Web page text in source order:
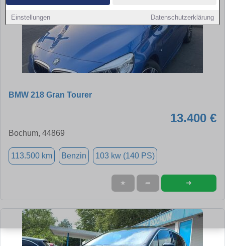
Einstellungen Datenschutzerklärung
BMW 218 Gran Tourer
13.400 €
Bochum, 44869
113.500 km Benzin 103 kw (140 PS)
★ ➦ ➜